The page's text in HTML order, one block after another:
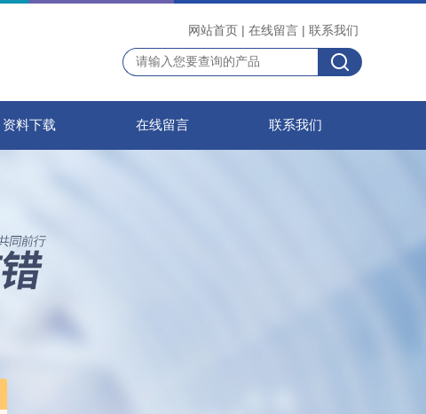
网站首页 | 在线留言 | 联系我们
资料下载 在线留言 联系我们